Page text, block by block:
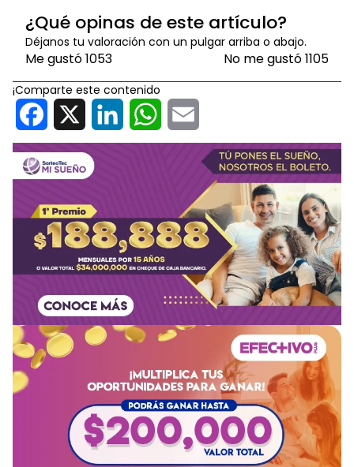
¿Qué opinas de este artículo?
Déjanos tu valoración con un pulgar arriba o abajo.
Me gustó1053 No me gustó1105
¡Comparte este contenido
Facebook LinkedInWhatsApp